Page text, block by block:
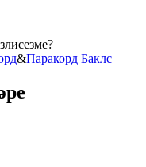
&Паракорд Баклс